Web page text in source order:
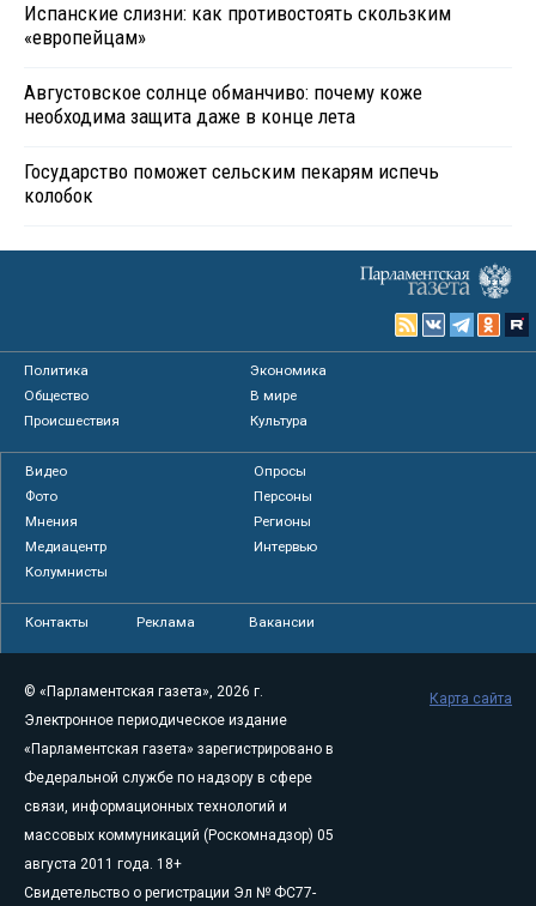
Испанские слизни: как противостоять скользким
«европейцам»
Августовское солнце обманчиво: почему коже
необходима защита даже в конце лета
Государство поможет сельским пекарям испечь
колобок
Политика
Экономика
Общество
В мире
Происшествия
Культура
Видео
Опросы
Фото
Персоны
Мнения
Регионы
Медиацентр
Интервью
Колумнисты
Контакты Реклама Вакансии
© «Парламентская газета», 2026 г.
Электронное периодическое издание
«Парламентская газета» зарегистрировано в
Федеральной службе по надзору в сфере
связи, информационных технологий и
массовых коммуникаций (Роскомнадзор) 05
августа 2011 года. 18+
Свидетельство о регистрации Эл № ФС77-
Карта сайта